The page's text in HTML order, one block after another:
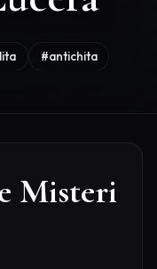
#antichita
Misteri